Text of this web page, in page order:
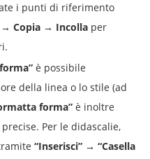
i punti di riferimento
Copia → Incolla per
è possibile
della linea o lo stile (ad
forma” è inoltre
Per le didascalie,
“Inserisci” → “Casella